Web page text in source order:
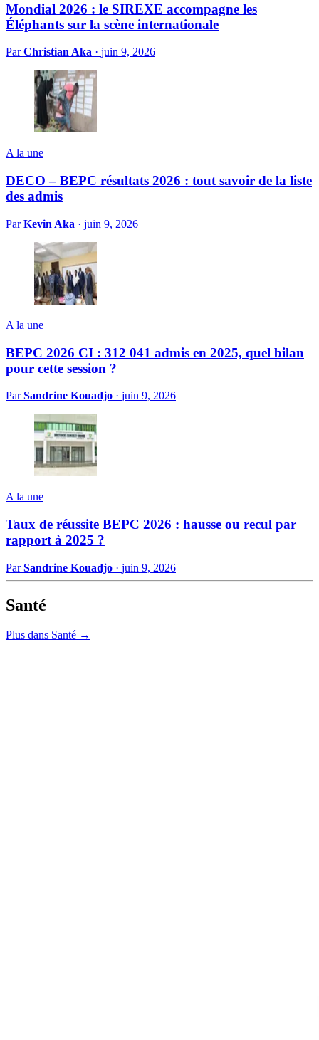
Mondial 2026 : le SIREXE accompagne les
Éléphants sur la scène internationale
ParChristian Aka · juin 9, 2026
A la une
DECO – BEPC résultats 2026 : tout savoir de la liste
des admis
ParKevin Aka · juin 9, 2026
A la une
BEPC 2026 CI : 312 041 admis en 2025, quel bilan
pour cette session ?
ParSandrine Kouadjo · juin 9, 2026
A la une
Taux de réussite BEPC 2026 : hausse ou recul par
rapport à 2025 ?
ParSandrine Kouadjo · juin 9, 2026
Santé
Plus dans Santé →